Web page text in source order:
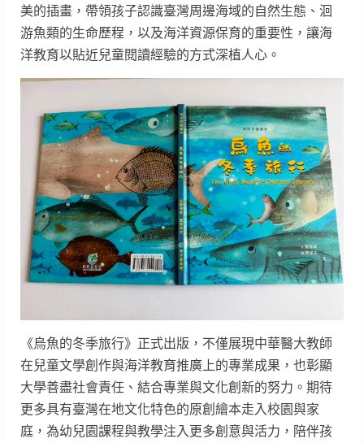
美的插畫，帶領孩子認識臺灣周邊海域的自然生態、洄
游魚類的生命歷程，以及海洋資源保育的重要性，讓海
洋教育以貼近兒童閱讀經驗的方式深植人心。
《烏魚的冬季旅行》正式出版，不僅展現中華醫大教師
在兒童文學創作與海洋教育推廣上的專業成果，也彰顯
大學善盡社會責任、結合專業與文化創新的努力。期待
更多具有臺灣在地文化特色的原創繪本走入校園與家
庭，為幼兒園課程與教學注入更多創意與活力，陪伴孩